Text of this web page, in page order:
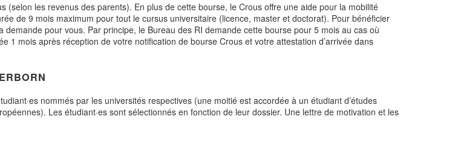
les revenus des parents). En plus de cette bourse, le Crous offre une aide pour la mobilité
de 9 mois maximum pour tout le cursus universitaire (licence, master et doctorat). Pour bénéficier
pour vous. Par principe, le Bureau des RI demande cette bourse pour 5 mois au cas où
1 mois après réception de votre notification de bourse Crous et votre attestation d’arrivée dans
nommés par les universités respectives (une moitié est accordée à un étudiant d’études
Les étudiant·es sont sélectionnés en fonction de leur dossier. Une lettre de motivation et les